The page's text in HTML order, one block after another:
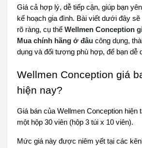
Giá cả hợp lý, dễ tiếp cận, giúp bạn
kế hoạch gia đình. Bài viết dưới đây
rõ ràng, cụ thể Wellmen Conception
Mua chính hãng ở đâu công dụng,
dụng và đối tượng phù hợp, để bạn dễ
Wellmen Conception giá
hiện nay?
Giá bán của Wellmen Conception hiện
một hộp 30 viên (hộp 3 túi x 10 viên).
Mức giá này được niêm yết tại các